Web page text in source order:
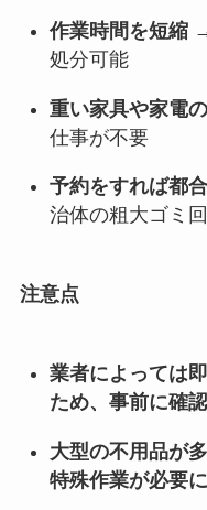
作業時間を短縮→
処分可能
重い家具や家電
仕事が不要
予約をすれば都
治体の粗大ゴミ
注意点
業者によっては
ため、事前に確
大型の不用品が
特殊作業が必要